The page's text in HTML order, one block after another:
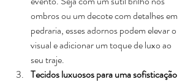
ombros ou um decote com detalhes em
pedraria, esses adornos podem elevar o
visual e adicionar um toque de luxo ao
seu traje.
Tecidos luxuosos para uma sofisticação